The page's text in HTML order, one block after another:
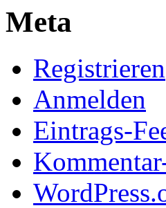
Meta
Registrieren
Anmelden
Eintrags-